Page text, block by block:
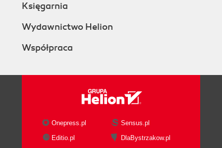
Księgarnia
Wydawnictwo Helion
Współpraca
Onepress.pl
Sensus.pl
Editio.pl
DlaBystrzakow.pl